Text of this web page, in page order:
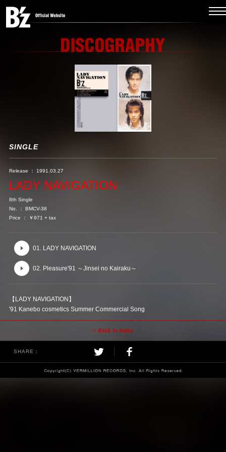
SINGLE
Release ： 1991.03.27
LADY NAVIGATION
8th Single
No. ： BMCV-38
Price ： ￥971 + tax
01. LADY NAVIGATION
02. Pleasure'91 ～Jinsei no Kairaku～
【LADY NAVIGATION】
'91 Kanebo cosmetics Summer Commercial Song
SHARE：